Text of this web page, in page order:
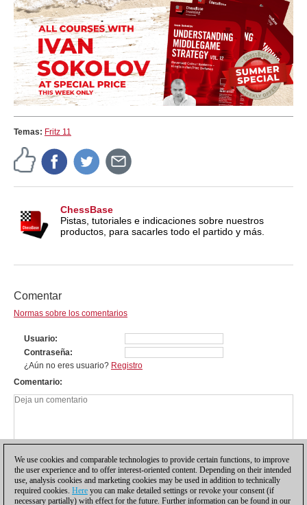
Temas: Fritz 11
ChessBase
Pistas, tutoriales e indicaciones sobre nuestros
productos, para sacarles todo el partido y más.
Comentar
Normas sobre los comentarios
Usuario
Contraseña
¿Aún no eres usuario? Registro
Comentario
We use cookies and comparable technologies to provide certain functions, to improve
the user experience and to offer interest-oriented content. Depending on their intended
use, analysis cookies and marketing cookies may be used in addition to technically
required cookies. Here you can make detailed settings or revoke your consent (if
necessary partially) with effect for the future. Further information can be found in our